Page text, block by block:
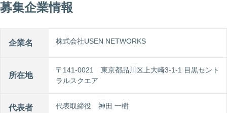
募集企業情報
企業名 株式会社USEN NETWORKS
所在地
〒141-0021 東京都品川区上大崎3-1-1 目黒セント
ラルスクエア
代表者 代表取締役 神田 一樹